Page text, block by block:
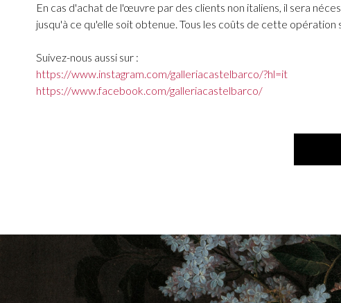
En cas d'achat de l'œuvre par des clients non italiens, il sera
jusqu'à ce qu'elle soit obtenue. Tous les coûts de cette opération
Suivez-nous aussi sur :
https://www.instagram.com/galleriacastelbarco/?hl=it
https://www.facebook.com/galleriacastelbarco/